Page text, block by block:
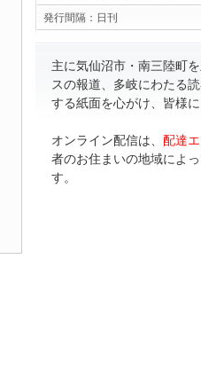
発行間隔： 日刊
主に気仙沼市・南三陸町
スの報道、多岐にわたる
する紙面を心がけ、皆様
オンライン配信は、 配達
者のお住まいの地域によ
す。